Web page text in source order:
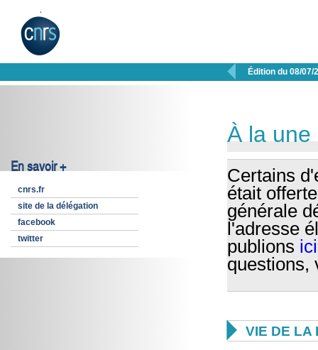
 Édition du 08/07/
En savoir +
cnrs.fr
site de la délégation
facebook
twitter
À la une
Certains
était
générale
l'adresse
publions
questions,
 VIE DE LA